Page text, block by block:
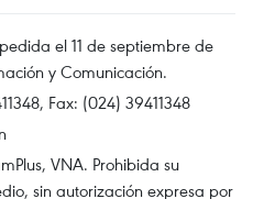
el 11 de septiembre de
y Comunicación.
Fax: (024) 39411348
VNA. Prohibida su
sin autorización expresa por